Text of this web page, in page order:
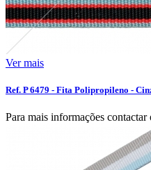
Ver mais
Ref. P 6479 - Fita Polipropileno -
Para mais informações